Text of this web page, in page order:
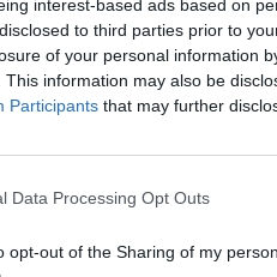
interest-based ads based on
to third parties prior to
of your personal information
This information may also be
Participants that may further
Data Processing Opt Outs
opt-out of the Sharing of my
la toux ou l’écoulement
poitrine en cas de
l’entretien de la
de nigelle présente
de votre